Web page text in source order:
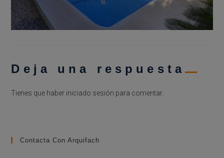
Deja una respuesta
Tienes que haber iniciado sesión para comentar.
Contacta Con Arquifach